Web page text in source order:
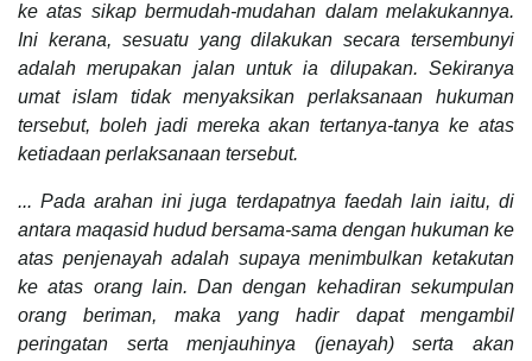
ke atas sikap bermudah-mudahan dalam melakukannya.
Ini kerana, sesuatu yang dilakukan secara tersembunyi
adalah merupakan jalan untuk ia dilupakan. Sekiranya
umat islam tidak menyaksikan perlaksanaan hukuman
tersebut, boleh jadi mereka akan tertanya-tanya ke atas
ketiadaan perlaksanaan tersebut.
... Pada arahan ini juga terdapatnya faedah lain iaitu, di
antara maqasid hudud bersama-sama dengan hukuman ke
atas penjenayah adalah supaya menimbulkan ketakutan
ke atas orang lain. Dan dengan kehadiran sekumpulan
orang beriman, maka yang hadir dapat mengambil
peringatan serta menjauhinya (jenayah) serta akan